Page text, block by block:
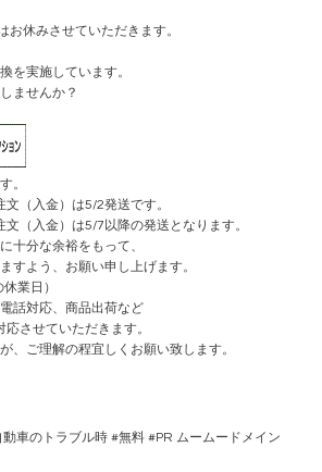
お休みさせていただきます。
を実施しています。
ませんか？
。
（入金）は5/2発送です。
（入金）は5/7以降の発送となります。
十分な余裕をもって、
すよう、お願い申し上げます。
業日）
話対応、商品出荷など
させていただきます。
、ご理解の程宜しくお願い致します。
動車のトラブル時 #無料 #PR ムームードメイン